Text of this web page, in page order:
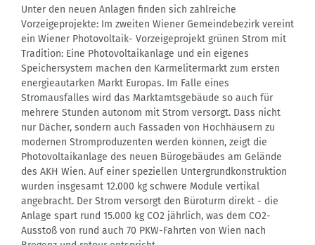
Unter den neuen Anlagen finden sich zahlreiche
Vorzeigeprojekte: Im zweiten Wiener Gemeindebezirk vereint
ein Wiener Photovoltaik- Vorzeigeprojekt grünen Strom mit
Tradition: Eine Photovoltaikanlage und ein eigenes
Speichersystem machen den Karmelitermarkt zum ersten
energieautarken Markt Europas. Im Falle eines
Stromausfalles wird das Marktamtsgebäude so auch für
mehrere Stunden autonom mit Strom versorgt. Dass nicht
nur Dächer, sondern auch Fassaden von Hochhäusern zu
modernen Stromproduzenten werden können, zeigt die
Photovoltaikanlage des neuen Bürogebäudes am Gelände
des AKH Wien. Auf einer speziellen Untergrundkonstruktion
wurden insgesamt 12.000 kg schwere Module vertikal
angebracht. Der Strom versorgt den Büroturm direkt - die
Anlage spart rund 15.000 kg CO2 jährlich, was dem CO2-
Ausstoß von rund auch 70 PKW-Fahrten von Wien nach